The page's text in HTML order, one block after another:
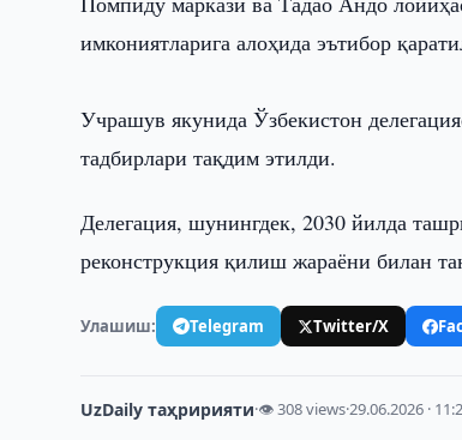
имкониятларига алоҳида эътибор
Учрашув якунида Ўзбекистон
тадбирлари тақдим этилди.
Делегация, шунингдек, 2030 йилда
реконструкция қилиш жараёни билан
Улашиш: Telegram Twitter/X
UzDaily таҳририяти·👁 308 views·29.06.2026 ·